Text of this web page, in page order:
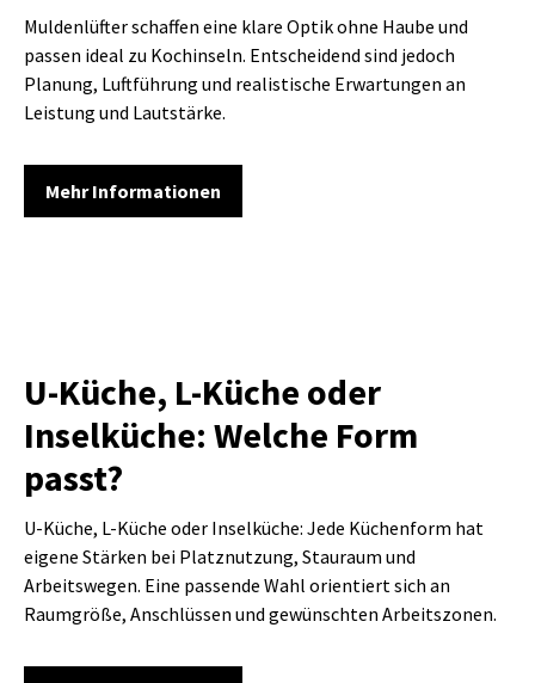
Muldenlüfter schaffen eine klare Optik ohne Haube und
passen ideal zu Kochinseln. Entscheidend sind jedoch
Planung, Luftführung und realistische Erwartungen an
Leistung und Lautstärke.
Mehr Informationen
U-Küche, L-Küche oder
Inselküche: Welche Form
passt?
U-Küche, L-Küche oder Inselküche: Jede Küchenform hat
eigene Stärken bei Platznutzung, Stauraum und
Arbeitswegen. Eine passende Wahl orientiert sich an
Raumgröße, Anschlüssen und gewünschten Arbeitszonen.